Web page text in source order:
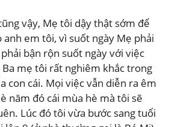
vậy, Mẹ tôi dậy thật sớm để
anh em tôi, vì suốt ngày Mẹ phải
bận rộn suốt ngày với việc
mẹ tôi rất nghiêm khắc trong
con cái. Mọi việc vẫn diễn ra êm
năm đó cái mùa hè mà tôi sẽ
Lúc đó tôi vừa bước sang tuổi